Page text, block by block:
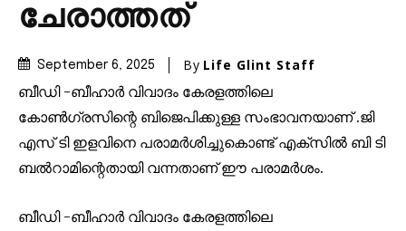
ചേരാത്തത്
September 6, 2025 By Life Glint Staff
ബീഡി -ബീഹാർ വിവാദം കേരളത്തിലെ
കോൺഗ്രസിന്റെ ബിജെപിക്കുള്ള സംഭാവനയാണ് .ജി
എസ് ടി ഇളവിനെ പരാമർശിച്ചുകൊണ്ട് എക്സിൽ ബി ടി
ബൽറാമിന്റെതായി വന്നതാണ് ഈ പരാമർശം.
ബീഡി -ബീഹാർ വിവാദം കേരളത്തിലെ